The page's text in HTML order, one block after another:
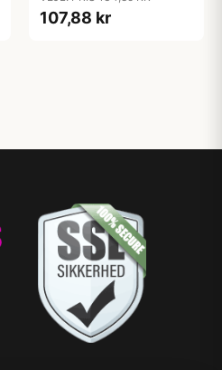
107,88 kr